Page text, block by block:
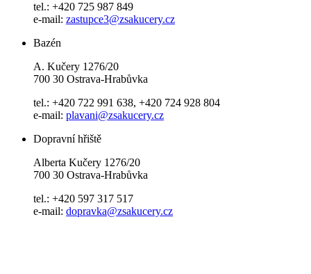
tel.: +420 725 987 849
e-mail: zastupce3@zsakucery.cz
Bazén
A. Kučery 1276/20
700 30 Ostrava-Hrabůvka
tel.: +420 722 991 638, +420 724 928 804
e-mail: plavani@zsakucery.cz
Dopravní hřiště
Alberta Kučery 1276/20
700 30 Ostrava-Hrabůvka
tel.: +420 597 317 517
e-mail: dopravka@zsakucery.cz